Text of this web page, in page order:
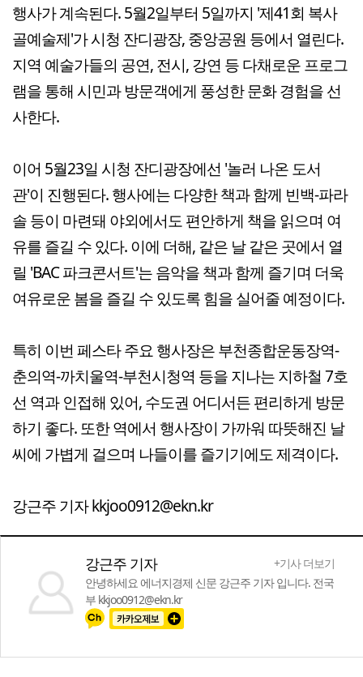
행사가 계속된다. 5월2일부터 5일까지 '제41회 복사
골예술제'가 시청 잔디광장, 중앙공원 등에서 열린다.
지역 예술가들의 공연, 전시, 강연 등 다채로운 프로그
램을 통해 시민과 방문객에게 풍성한 문화 경험을 선
사한다.
이어 5월23일 시청 잔디광장에선 '놀러 나온 도서
관'이 진행된다. 행사에는 다양한 책과 함께 빈백-파라
솔 등이 마련돼 야외에서도 편안하게 책을 읽으며 여
유를 즐길 수 있다. 이에 더해, 같은 날 같은 곳에서 열
릴 'BAC 파크콘서트'는 음악을 책과 함께 즐기며 더욱
여유로운 봄을 즐길 수 있도록 힘을 실어줄 예정이다.
특히 이번 페스타 주요 행사장은 부천종합운동장역-
춘의역-까치울역-부천시청역 등을 지나는 지하철 7호
선 역과 인접해 있어, 수도권 어디서든 편리하게 방문
하기 좋다. 또한 역에서 행사장이 가까워 따뜻해진 날
씨에 가볍게 걸으며 나들이를 즐기기에도 제격이다.
강근주 기자 kkjoo0912@ekn.kr
강근주 기자
+기사 더보기
안녕하세요 에너지경제 신문 강근주 기자 입니다. 전국
부 kkjoo0912@ekn.kr